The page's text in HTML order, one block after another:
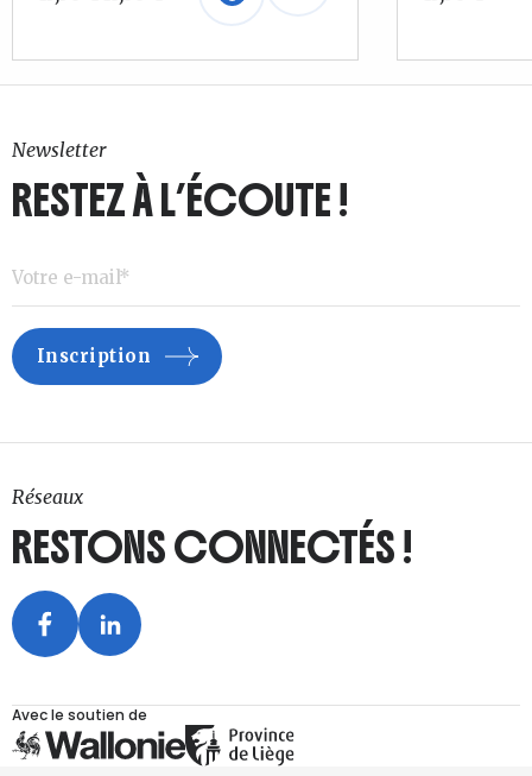
initial
était :
actuel
est :
Newsletter
RESTEZ À L’ÉCOUTE !
Réseaux
RESTONS CONNECTÉS !
Avec le soutien de